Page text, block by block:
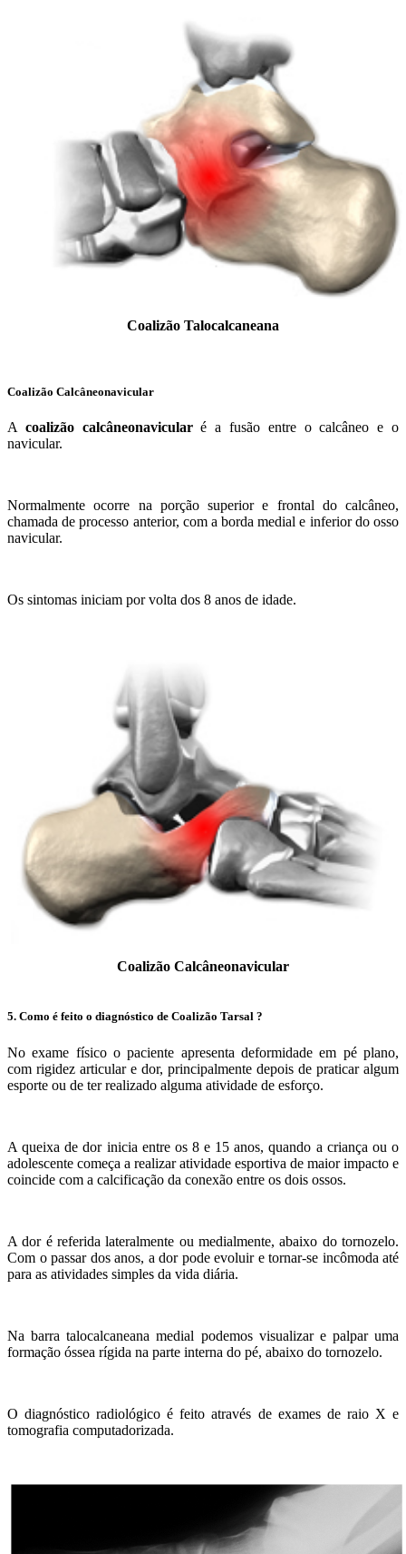
Coalizão Talocalcaneana
Coalizão Calcâneonavicular
A coalizão calcâneonavicularé a fusão entre o calcâneo e o
navicular.
Normalmente ocorre na porção superior e frontal do calcâneo,
chamada de processo anterior, com a borda medial e inferior do osso
navicular.
Os sintomas iniciam por volta dos 8 anos de idade.
Coalizão Calcâneonavicular
5. Como é feito o diagnóstico de Coalizão Tarsal ?
No exame físico o paciente apresenta deformidade em pé plano,
com rigidez articular e dor, principalmente depois de praticar algum
esporte ou de ter realizado alguma atividade de esforço.
A queixa de dor inicia entre os 8 e 15 anos, quando a criança ou o
adolescente começa a realizar atividade esportiva de maior impacto e
coincide com a calcificação da conexão entre os dois ossos.
A dor é referida lateralmente ou medialmente, abaixo do tornozelo.
Com o passar dos anos, a dor pode evoluir e tornar-se incômoda até
para as atividades simples da vida diária.
Na barra talocalcaneana medial podemos visualizar e palpar uma
formação óssea rígida na parte interna do pé, abaixo do tornozelo.
O diagnóstico radiológico é feito através de exames de raio X e
tomografia computadorizada.